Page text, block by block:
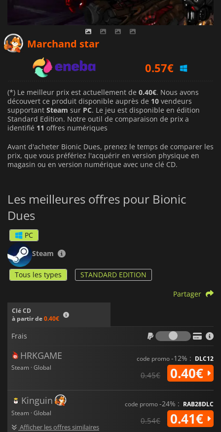
Marchand star
0.57€
0.40€
(*) Le meilleur prix est actuellement de 0.40€. Nous avons
découvert ce produit disponible auprès de 10 vendeurs
supportant Steam sur PC. Le jeu est disponible en édition
Standard Edition. Notre outil de comparaison de prix a
identifié 11 offres numériques
Avant d'acheter Bionic Dues, prenez le temps de comparer les
prix, que vous préfériez l'acquérir en version physique en
magasin ou en version numérique avec une clé CD.
Les meilleures offres pour Bionic
Dues
PC
Steam
Tous les types STANDARD EDITION
Clé CD
à partir de0.40€
Partager
Frais
Frais
HRKGAME
Steam · Global
code promo-12% : DLC12
0.45€ 0.40€
Kinguin
Steam · Global
Afficher les offres similaires
code promo-24% : RAB28DLC
0.54€ 0.41€